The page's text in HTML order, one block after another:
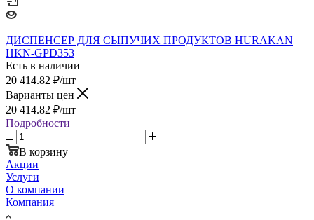
ДИСПЕНСЕР ДЛЯ СЫПУЧИХ ПРОДУКТОВ HURAKAN
HKN-GPD353
Есть в наличии
20 414.82 ₽/шт
Варианты цен
20 414.82 ₽/шт
Подробности
В корзину
Акции
Услуги
О компании
Компания